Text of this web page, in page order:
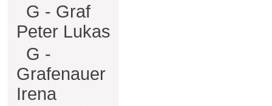
G - Graf
Peter Lukas
G -
Grafenauer
Irena